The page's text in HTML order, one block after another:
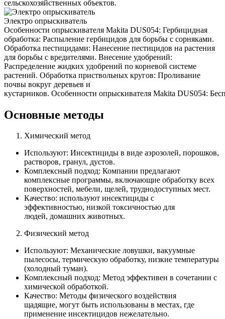
сельскохозяйственных объектов.
Электро опрыскиватель
Особенности опрыскивателя Makita DUS054: Гербицидная
обработка: Распыление гербицидов для борьбы с сорняками.
Обработка пестицидами: Нанесение пестицидов на растения
для борьбы с вредителями. Внесение удобрений:
Распределение жидких удобрений по корневой системе
растений. Обработка приствольных кругов: Проливание
почвы вокруг деревьев и
кустарников. Особенности опрыскивателя Makita DUS054:
Основные методы
Химический метод
Используют: Инсектициды в виде аэрозолей, порошков,
растворов, гранул, дустов.
Комплексный подход: Компании предлагают
комплексные программы, включающие обработку всех
поверхностей, мебели, щелей, труднодоступных мест.
Качество: используют инсектициды с
эффективностью, низкой токсичностью для
людей, домашних животных.
Физический метод
Используют: Механические ловушки, вакуумные
пылесосы, термическую обработку, низкие температуры
(холодный туман).
Комплексный подход: Метод эффективен в сочетании с
химической обработкой.
Качество: Методы физического воздействия
щадящие, могут быть использованы в местах, где
применение инсектицидов нежелательно.